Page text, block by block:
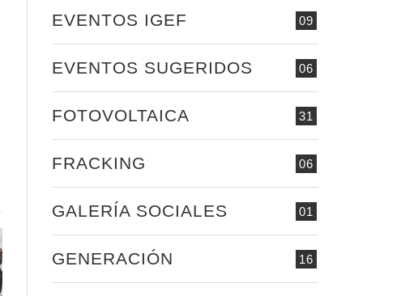
09
EVENTOS IGEF
06
EVENTOS SUGERIDOS
31
FOTOVOLTAICA
06
FRACKING
01
GALERÍA SOCIALES
16
GENERACIÓN